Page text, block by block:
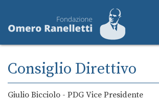
Consiglio Direttivo
Giulio Bicciolo - PDG Vice Presidente